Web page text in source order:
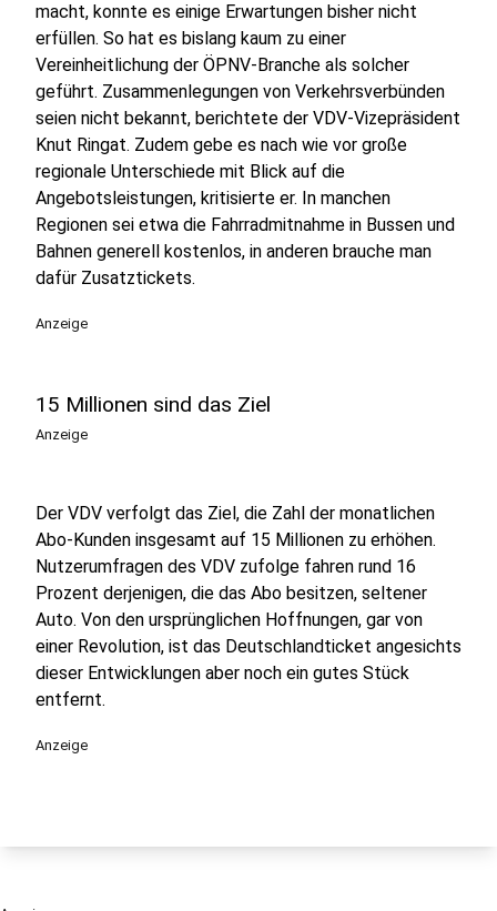
macht, konnte es einige Erwartungen bisher nicht
erfüllen. So hat es bislang kaum zu einer
Vereinheitlichung der ÖPNV-Branche als solcher
geführt. Zusammenlegungen von Verkehrsverbünden
seien nicht bekannt, berichtete der VDV-Vizepräsident
Knut Ringat. Zudem gebe es nach wie vor große
regionale Unterschiede mit Blick auf die
Angebotsleistungen, kritisierte er. In manchen
Regionen sei etwa die Fahrradmitnahme in Bussen und
Bahnen generell kostenlos, in anderen brauche man
dafür Zusatztickets.
Anzeige
15 Millionen sind das Ziel
Anzeige
Der VDV verfolgt das Ziel, die Zahl der monatlichen
Abo-Kunden insgesamt auf 15 Millionen zu erhöhen.
Nutzerumfragen des VDV zufolge fahren rund 16
Prozent derjenigen, die das Abo besitzen, seltener
Auto. Von den ursprünglichen Hoffnungen, gar von
einer Revolution, ist das Deutschlandticket angesichts
dieser Entwicklungen aber noch ein gutes Stück
entfernt.
Anzeige